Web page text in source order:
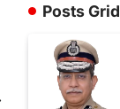
Posts Grid